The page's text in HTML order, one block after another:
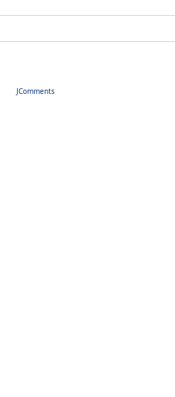
JComments